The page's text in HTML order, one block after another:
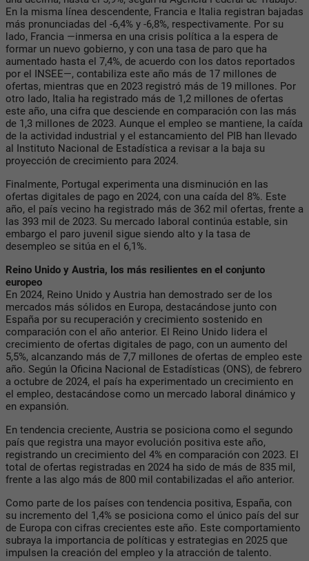
En la misma línea descendente, Francia e Italia registran bajadas
más pronunciadas del -6,4% y -6,8%, respectivamente. Por su
lado, Francia —inmersa en una crisis política a la espera de
formar un nuevo gobierno, y con una tasa de paro que ha
aumentado hasta el 7,4%, de acuerdo con los datos reportados
por el INSEE—, contabiliza este año más de 17 millones de
ofertas, mientras que en 2023 registró más de 19 millones. Por
otro lado, Italia ha registrado más de 1,2 millones de ofertas
este año, una cifra que desciende en comparación con las más
de 1,3 millones de 2023. Aunque el empleo se mantiene, la caída
de la actividad industrial y el estancamiento del PIB han llevado
al Instituto Nacional de Estadística a revisar a la baja su
proyección de crecimiento para 2024.
Finalmente, Portugal experimenta una disminución en las
ofertas digitales de pago en 2024, con una caída del 8%. Este
año, el país vecino ha registrado más de 362 mil ofertas, frente a
las 393 mil de 2023. Su mercado laboral continúa estable, sin
embargo el paro juvenil sigue siendo alto y la tasa de
desempleo se sitúa en el 6,1%.
Reino Unido y Austria, los más resilientes en el conjunto
europeo
En 2024, Reino Unido y Austria han demostrado ser de los
mercados más sólidos en Europa, destacándose junto con
España por su recuperación y crecimiento sostenido en
comparación con el año anterior. El Reino Unido lidera el
crecimiento de ofertas digitales de pago, con un aumento del
5,5%, alcanzando más de 7,7 millones de ofertas de empleo este
año. Según la Oficina Nacional de Estadísticas (ONS), de febrero
a octubre de 2024, el país ha experimentado un crecimiento en
el empleo, destacándose como un mercado laboral dinámico y
en expansión.
En tendencia creciente, Austria se posiciona como el segundo
país que registra una mayor evolución positiva este año,
registrando un crecimiento del 4% en comparación con 2023. El
total de ofertas registradas en 2024 ha sido de más de 835 mil,
frente a las algo más de 800 mil contabilizadas el año anterior.
Como parte de los países con tendencia positiva, España, con
su incremento del 1,4% se posiciona como el único país del sur
de Europa con cifras crecientes este año. Este comportamiento
subraya la importancia de políticas y estrategias en 2025 que
impulsen la creación del empleo y la atracción de talento.